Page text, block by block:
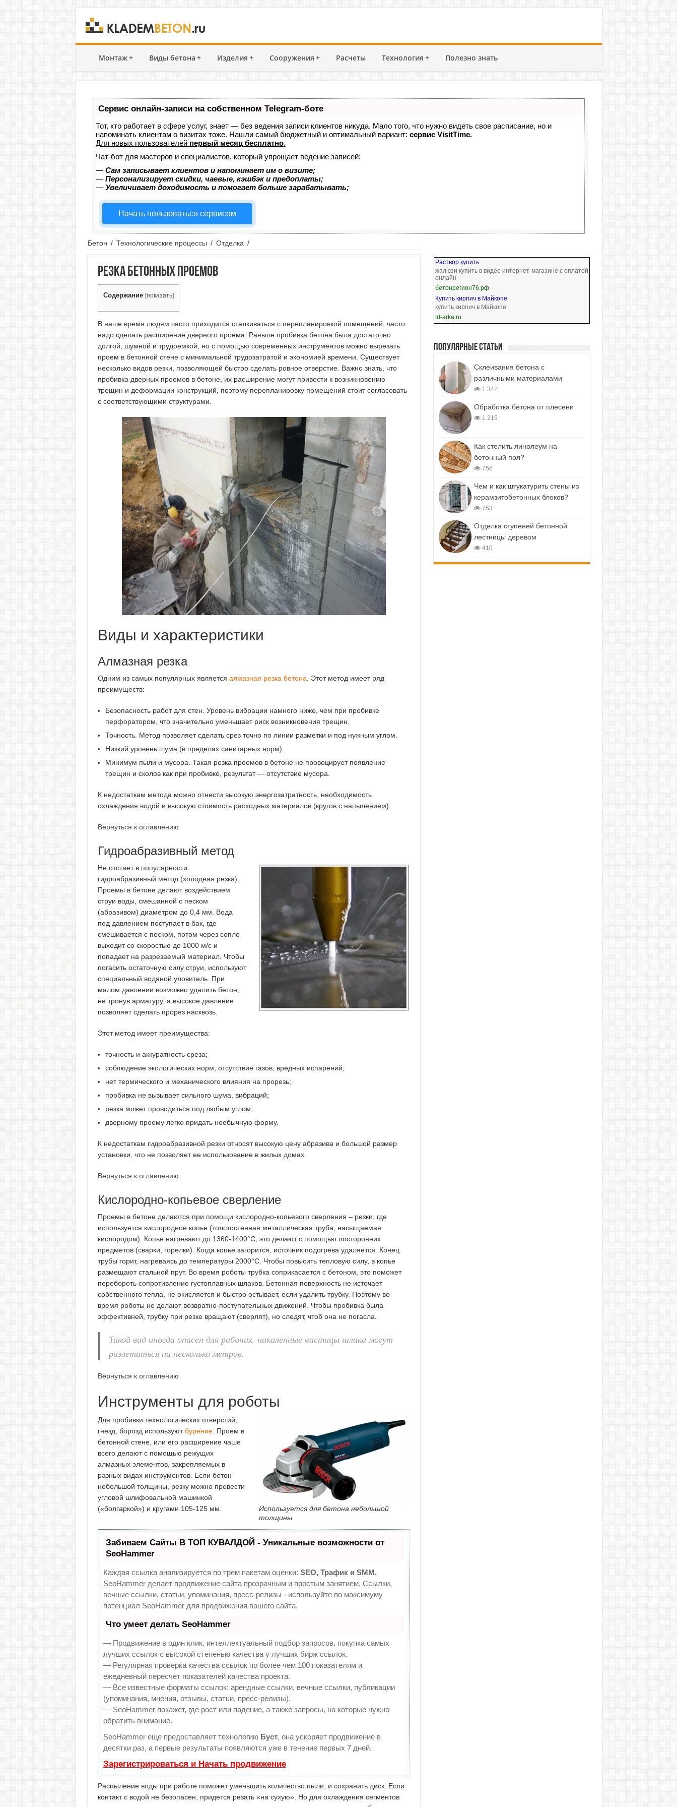
Монтаж+ Виды бетона + Изделия + Сооружения + Расчеты Технология + Полезно знать
Сервис онлайн-записи на собственном Telegram-боте
Тот, кто работает в сфере услуг, знает — без ведения записи клиентов никуда. Мало того, что нужно видеть свое расписание, но и
напоминать клиентам о визитах тоже. Нашли самый бюджетный и оптимальный вариант: сервис VisitTime.
Для новых пользователей первый месяц бесплатно.
Чат-бот для мастеров и специалистов, который упрощает ведение записей:
— Сам записывает клиентов и напоминает им о визите;
— Персонализирует скидки, чаевые, кэшбэк и предоплаты;
— Увеличивает доходимость и помогает больше зарабатывать;
Начать пользоваться сервисом
Бетон / Технологические процессы / Отделка /
Резка бетонных проемов
Содержание [показать]
В наше время людям часто приходится сталкиваться с перепланировкой помещений, часто
надо сделать расширение дверного проема. Раньше пробивка бетона была достаточно
долгой, шумной и трудоемкой, но с помощью современных инструментов можно вырезать
проем в бетонной стене с минимальной трудозатратой и экономией времени. Существует
несколько видов резки, позволяющей быстро сделать ровное отверстие. Важно знать, что
пробивка дверных проемов в бетоне, их расширение могут привести к возникновению
трещин и деформации конструкций, поэтому перепланировку помещений стоит согласовать
с соответствующими структурами.
Виды и характеристики
Алмазная резка
Одним из самых популярных является алмазная резка бетона. Этот метод имеет ряд
преимуществ:
Безопасность работ для стен. Уровень вибрации намного ниже, чем при пробивке
перфоратором, что значительно уменьшает риск возникновения трещин.
Точность. Метод позволяет сделать срез точно по линии разметки и под нужным углом.
Низкий уровень шума (в пределах санитарных норм).
Минимум пыли и мусора. Такая резка проемов в бетоне не провоцирует появление
трещин и сколов как при пробивке, результат — отсутствие мусора.
К недостаткам метода можно отнести высокую энергозатратность, необходимость
охлаждения водой и высокую стоимость расходных материалов (кругов с напылением).
Вернуться к оглавлению
Гидроабразивный метод
Не отстает в популярности
гидроабразивный метод (холодная резка).
Проемы в бетоне делают воздействием
струи воды, смешанной с песком
(абразивом) диаметром до 0,4 мм. Вода
под давлением поступает в бак, где
смешивается с песком, потом через сопло
выходит со скоростью до 1000 м/с и
попадает на разрезаемый материал. Чтобы
погасить остаточную силу струи, используют
специальный водяной уловитель. При
малом давлении возможно удалить бетон,
не тронув арматуру, а высокое давление
позволяет сделать прорез насквозь.
Этот метод имеет преимущества:
точность и аккуратность среза;
соблюдение экологических норм, отсутствие газов, вредных испарений;
нет термического и механического влияния на прорезь;
пробивка не вызывает сильного шума, вибраций;
резка может проводиться под любым углом;
дверному проему легко придать необычную форму.
К недостаткам гидроабразивной резки относят высокую цену абразива и большой размер
установки, что не позволяет ее использование в жилых домах.
Вернуться к оглавлению
Кислородно-копьевое сверление
Проемы в бетоне делаются при помощи кислородно-копьевого сверления – резки, где
используется кислородное копье (толстостенная металлическая труба, насыщаемая
кислородом). Копье нагревают до 1360-1400°С, это делают с помощью посторонних
предметов (сварки, горелки). Когда копье загорится, источник подогрева удаляется. Конец
трубы горит, нагреваясь до температуры 2000°С. Чтобы повысить тепловую силу, в копье
размещают стальной прут. Во время роботы трубка соприкасается с бетоном, это поможет
перебороть сопротивление густоплавных шлаков. Бетонная поверхность не источает
собственного тепла, не окисляется и быстро остывает, если удалить трубку. Поэтому во
время роботы не делают возвратно-поступательных движений. Чтобы пробивка была
эффективней, трубку при резке вращают (сверлят), но следят, чтоб она не погасла.
Такой вид иногда опасен для рабочих, накаленные частицы шлака могут
разлетаться на несколько метров.
Вернуться к оглавлению
Инструменты для роботы
Используется для бетона небольшой
толщины.
Для пробивки технологических отверстий,
гнезд, борозд используютбурение. Проем в
бетонной стене, или его расширение чаше
всего делают с помощью режущих
алмазных элементов, закрепляемых в
разных видах инструментов. Если бетон
небольшой толщины, резку можно провести
угловой шлифовальной машинкой
(«болгаркой») и кругами 105-125 мм.
Забиваем Сайты В ТОП КУВАЛДОЙ - Уникальные возможности от
SeoHammer
Каждая ссылка анализируется по трем пакетам оценки: SEO, Трафик и SMM.
SeoHammer делает продвижение сайта прозрачным и простым занятием. Ссылки,
вечные ссылки, статьи, упоминания, пресс-релизы - используйте по максимуму
потенциал SeoHammer для продвижения вашего сайта.
Что умеет делать SeoHammer
— Продвижение в один клик, интеллектуальный подбор запросов, покупка самых
лучших ссылок с высокой степенью качества у лучших бирж ссылок.
— Регулярная проверка качества ссылок по более чем 100 показателям и
ежедневный пересчет показателей качества проекта.
— Все известные форматы ссылок: арендные ссылки, вечные ссылки, публикации
(упоминания, мнения, отзывы, статьи, пресс-релизы).
— SeoHammer покажет, где рост или падение, а также запросы, на которые нужно
обратить внимание.
SeoHammer еще предоставляет технологию Буст, она ускоряет продвижение в
десятки раз, а первые результаты появляются уже в течение первых 7 дней.
Зарегистрироваться и Начать продвижение
Распыление воды при работе поможет уменьшить количество пыли, и сохранить диск. Если
контакт с водой не безопасен, придется резать «на сухую». Но для охлаждения сегментов
Раствор купить
жалюзи купить в видео интернет-магазине с оплатой
онлайн
бетонрегион76.рф
Купить кирпич в Майкопе
купить кирпич в Майкопе
td-arka.ru
Популярные статьи
Cклеивания бетона с
различными материалами
1 342
Обработка бетона от плесени
1 215
Как стелить линолеум на
бетонный пол?
756
Чем и как штукатурить стены из
керамзитобетонных блоков?
753
Отделка ступеней бетонной
лестницы деревом
410